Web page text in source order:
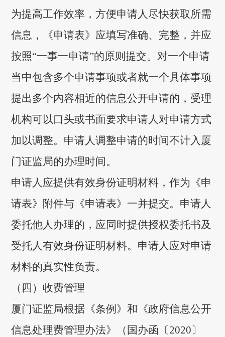
为提高工作效率，方便申请人尽快获取所需
信息，《申请表》应填写准确、完整，并应
按照“一事一申请”的原则提交。对一个申请
当中包含多个申请事项或者就一个具体事项
提出多个内容相近的信息公开申请的，受理
机构可以口头或书面要求申请人对申请方式
加以调整。申请人调整申请的时间不计入厦
门证监局的办理时间。
申请人应提供有效身份证明材料，作为《申
请表》附件与《申请表》一并提交。申请人
委托他人办理的，应同时提供授权委托书及
受托人有效身份证明材料。申请人应对申请
材料的真实性负责。
（四）收费管理
厦门证监局根据《条例》和《政府信息公开
信息处理费管理办法》（国办函〔2020〕